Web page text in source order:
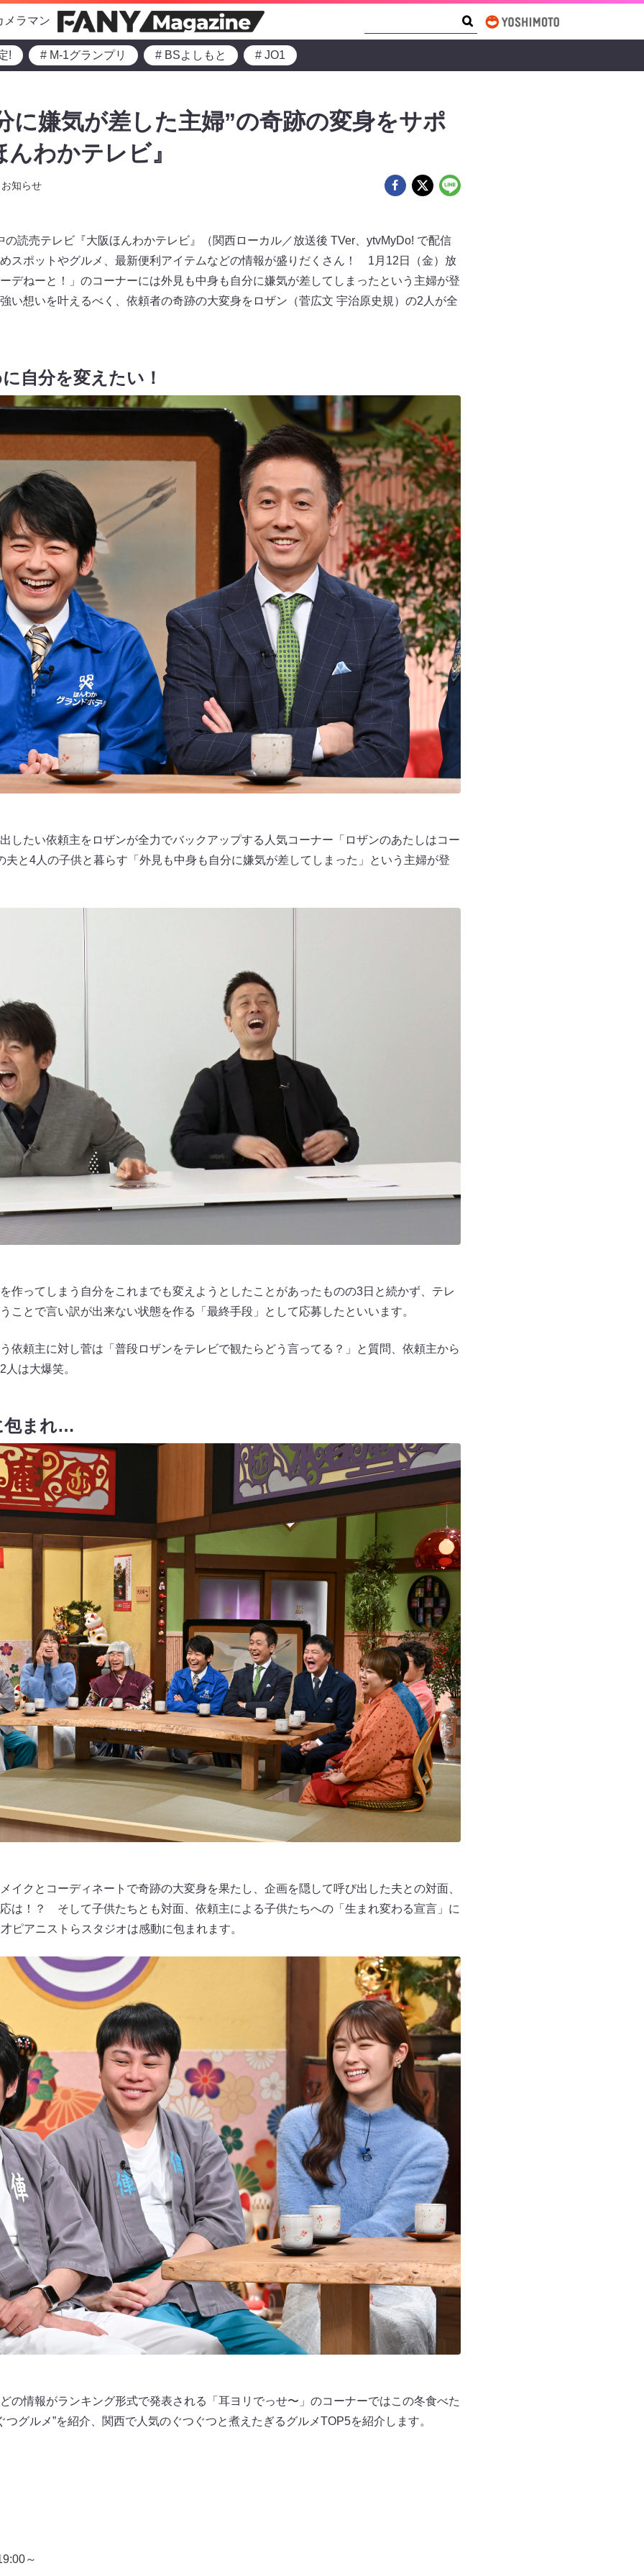
メラマン
! # M-1グランプリ # BSよしもと # JO1
に嫌気が差した主婦”の奇跡の変身をサポ
わかテレビ』
お知らせ
読売テレビ『大阪ほんわかテレビ』（関西ローカル／放送後 TVer、ytvMyDo! で配信
スポットやグルメ、最新便利アイテムなどの情報が盛りだくさん！ 1月12日（金）放
デねーと！」のコーナーには外見も中身も自分に嫌気が差してしまったという主婦が登
い想いを叶えるべく、依頼者の奇跡の大変身をロザン（菅広文 宇治原史規）の2人が全
自分を変えたい！
したい依頼主をロザンが全力でバックアップする人気コーナー「ロザンのあたしはコー
夫と4人の子供と暮らす「外見も中身も自分に嫌気が差してしまった」という主婦が登
作ってしまう自分をこれまでも変えようとしたことがあったものの3日と続かず、テレ
ことで言い訳が出来ない状態を作る「最終手段」として応募したといいます。
依頼主に対し菅は「普段ロザンをテレビで観たらどう言ってる？」と質問、依頼主から
は大爆笑。
包まれ…
イクとコーディネートで奇跡の大変身を果たし、企画を隠して呼び出した夫との対面、
は！？ そして子供たちとも対面、依頼主による子供たちへの「生まれ変わる宣言」に
ピアニストらスタジオは感動に包まれます。
の情報がランキング形式で発表される「耳ヨリでっせ〜」のコーナーではこの冬食べた
グルメ”を紹介、関西で人気のぐつぐつと煮えたぎるグルメTOP5を紹介します。
～